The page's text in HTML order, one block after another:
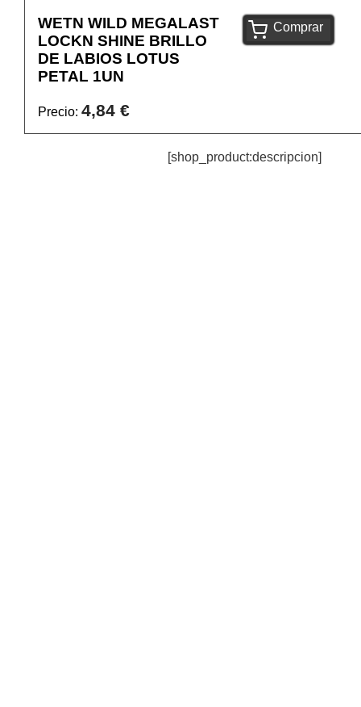
WETN WILD MEGALAST
LOCKN SHINE BRILLO
DE LABIOS LOTUS
PETAL 1UN
Precio: 4,84 €
Comprar
[shop_product:descripcion]